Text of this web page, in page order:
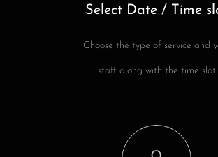
Select Date / Time
Choose the type of service and
staff along with the time slot